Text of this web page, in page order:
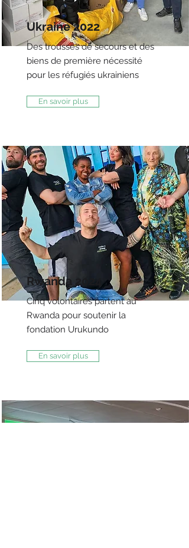
Ukraine 2022
Des trousses de secours et des
biens de première nécessité
pour les réfugiés ukrainiens
En savoir plus
Rwanda 2024
Cinq volontaires partent au
Rwanda pour soutenir la
fondation Urukundo
En savoir plus